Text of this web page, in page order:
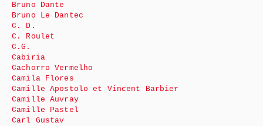
Bruno Dante
Bruno Le Dantec
C. D.
C. Roulet
C.G.
Cabiria
Cachorro Vermelho
Camila Flores
Camille Apostolo et Vincent Barbier
Camille Auvray
Camille Pastel
Carl Gustav